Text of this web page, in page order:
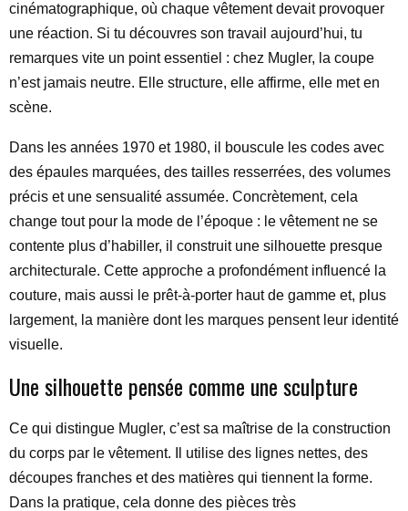
cinématographique, où chaque vêtement devait provoquer
une réaction. Si tu découvres son travail aujourd’hui, tu
remarques vite un point essentiel : chez Mugler, la coupe
n’est jamais neutre. Elle structure, elle affirme, elle met en
scène.
Dans les années 1970 et 1980, il bouscule les codes avec
des épaules marquées, des tailles resserrées, des volumes
précis et une sensualité assumée. Concrètement, cela
change tout pour la mode de l’époque : le vêtement ne se
contente plus d’habiller, il construit une silhouette presque
architecturale. Cette approche a profondément influencé la
couture, mais aussi le prêt-à-porter haut de gamme et, plus
largement, la manière dont les marques pensent leur identité
visuelle.
Une silhouette pensée comme une sculpture
Ce qui distingue Mugler, c’est sa maîtrise de la construction
du corps par le vêtement. Il utilise des lignes nettes, des
découpes franches et des matières qui tiennent la forme.
Dans la pratique, cela donne des pièces très